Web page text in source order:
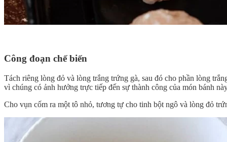
Công đoạn chế biến
Tách riêng lòng đỏ và lòng trắng trứng gà, sau đó cho phần lòng
vì chúng có ảnh hưởng trực tiếp đến sự thành công của món bánh
Cho vụn cốm ra một tô nhỏ, tương tự cho tinh bột ngô và lòng đỏ